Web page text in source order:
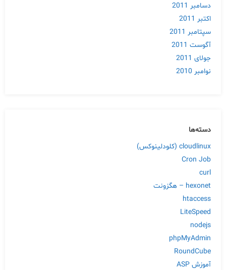
دسامبر 2011
اکتبر 2011
سپتامبر 2011
آگوست 2011
جولای 2011
نوامبر 2010
دسته‌ها
cloudlinux (کلودلینوکس)
Cron Job
curl
hexonet – هگزونت
htaccess
LiteSpeed
nodejs
phpMyAdmin
RoundCube
آموزش ASP